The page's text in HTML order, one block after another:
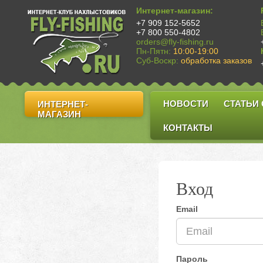
Интернет-магазин:
+7 909 152-5652
+7 800 550-4802
orders@fly-fishing.ru
Пн-Пятн: 10:00-19:00
Суб-Воскр: обработка заказов
ИНТЕРНЕТ-
МАГАЗИН
НОВОСТИ СТАТЬИ
КОНТАКТЫ
Вход
Email
Пароль